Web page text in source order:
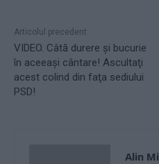
Articolul precedent
VIDEO. Câtă durere şi bucurie
în aceeaşi cântare! Ascultaţi
acest colind din faţa sediului
PSD!
Alin